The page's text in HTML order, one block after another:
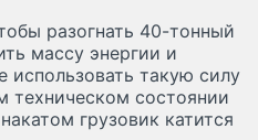
разогнать 40-тонный
массу энергии и
использовать такую силу
техническом состоянии
грузовик катится